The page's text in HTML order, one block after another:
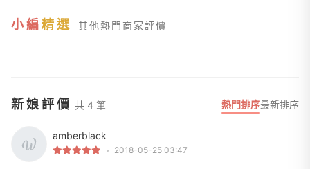
小編精選 其他熱門商家評價
新娘評價 共 4 筆 熱門排序最新排序
amberblack
2018-05-25 03:47